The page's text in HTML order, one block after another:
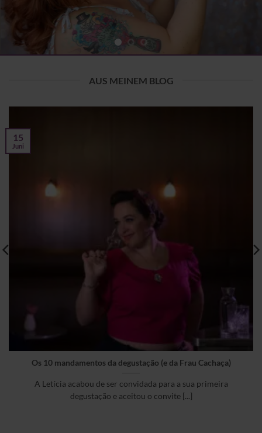
AUS MEINEM BLOG
Os 10 mandamentos da degustação (e da Frau Cachaça)
A Letícia acabou de ser convidada para a sua primeira
degustação e aceitou o convite [...]
15
Juni